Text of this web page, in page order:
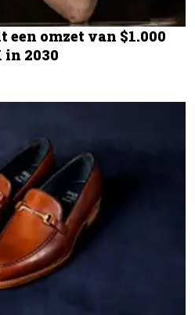
omzet van $1.000
in 2030